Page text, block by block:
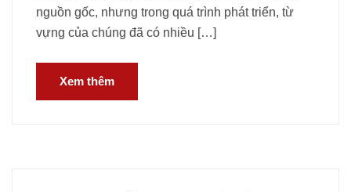
nguồn gốc, nhưng trong quá trình phát triển, từ
vựng của chúng đã có nhiều […]
Xem thêm